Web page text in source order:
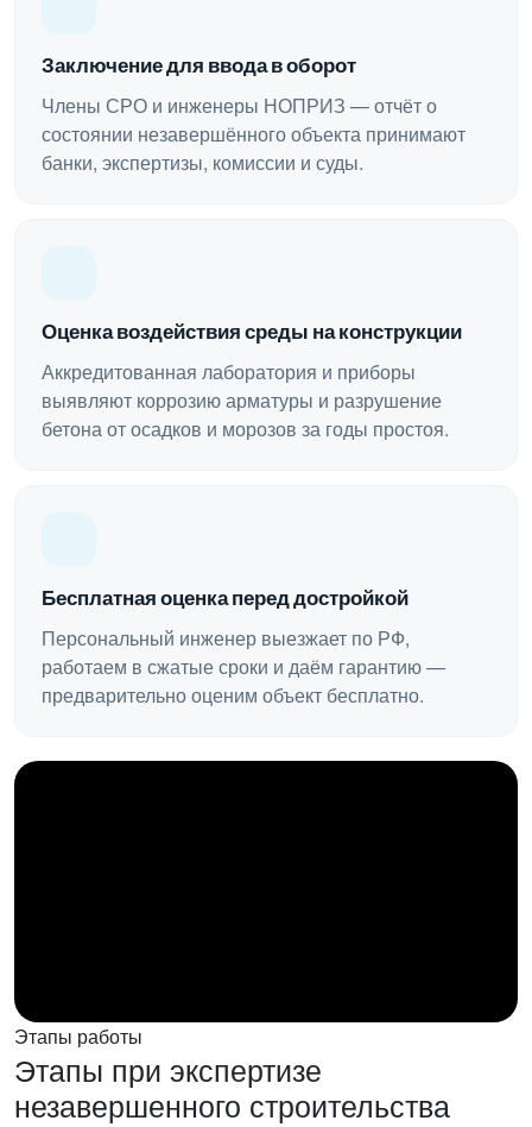
Заключение для ввода в оборот
Члены СРО и инженеры НОПРИЗ — отчёт о
состоянии незавершённого объекта принимают
банки, экспертизы, комиссии и суды.
Оценка воздействия среды на конструкции
Аккредитованная лаборатория и приборы
выявляют коррозию арматуры и разрушение
бетона от осадков и морозов за годы простоя.
Бесплатная оценка перед достройкой
Персональный инженер выезжает по РФ,
работаем в сжатые сроки и даём гарантию —
предварительно оценим объект бесплатно.
Этапы работы
Этапы при экспертизе
незавершенного строительства